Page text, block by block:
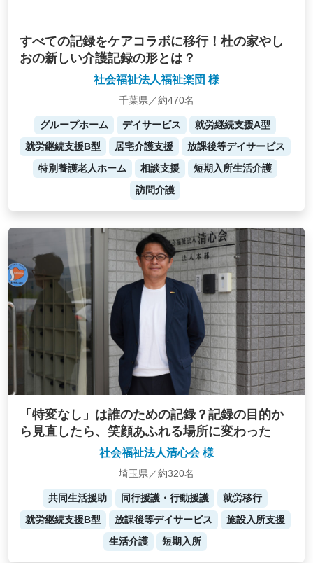
すべての記録をケアコラボに移行！杜の家やし
おの新しい介護記録の形とは？
社会福祉法人福祉楽団 様
千葉県／約470名
グループホーム デイサービス
就労継続支援A型
就労継続支援B型
居宅介護支援
放課後等デイサービス
特別養護老人ホーム
相談支援
短期入所生活介護
訪問介護
「特変なし」は誰のための記録？記録の目的か
ら見直したら、笑顔あふれる場所に変わった
社会福祉法人清心会 様
埼玉県／約320名
共同生活援助 同行援護・行動援護
就労移行
就労継続支援B型
放課後等デイサービス
施設入所支援
生活介護
短期入所